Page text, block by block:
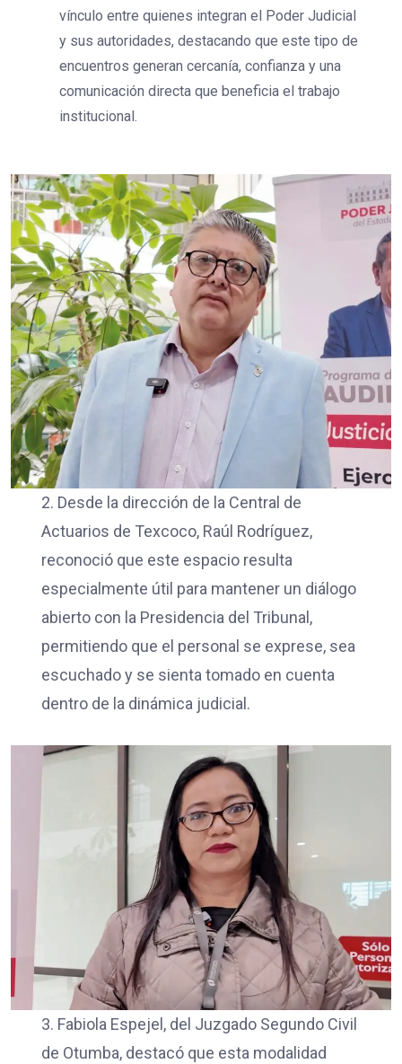
vínculo entre quienes integran el Poder Judicial
y sus autoridades, destacando que este tipo de
encuentros generan cercanía, confianza y una
comunicación directa que beneficia el trabajo
institucional.
2. Desde la dirección de la Central de
Actuarios de Texcoco, Raúl Rodríguez,
reconoció que este espacio resulta
especialmente útil para mantener un diálogo
abierto con la Presidencia del Tribunal,
permitiendo que el personal se exprese, sea
escuchado y se sienta tomado en cuenta
dentro de la dinámica judicial.
3. Fabiola Espejel, del Juzgado Segundo Civil
de Otumba, destacó que esta modalidad